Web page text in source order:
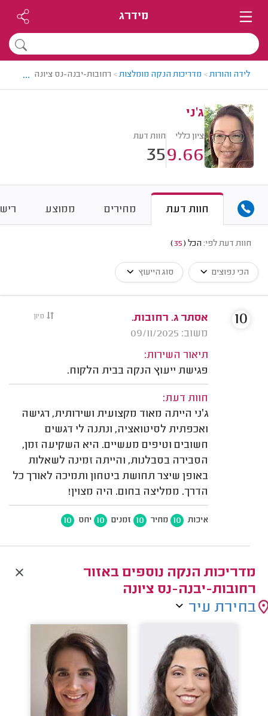
מידרג
לידה והורות> מדריכות הנקה מומלצות> רחובות-יבנה-נס ציונה >
...
ג'ני
ציון כללי
9.66
חוות דעת
35
חוות דעת מחירים ממוצע
חוות דעת לפי: הכל (
35
)
הכי נפוצים סוג הייעוץ
מיון
אסתר ג. רחובות.
משוב: 09/11/2025
תיאור השירות:
פגישת ייעוץ הנקה בבית הלקוח.
חוות דעת:
ג׳ני הייתה מאוד מקצועית ושירותית, רגישה
ואכפתית לסיטואציה, ונתנה לי דגשים
חשובים וטיפים מעשיים. היא השקיעה זמן,
הסבירה בסבלנות, והייתה זמינה לשאלות
באופן שיצר תחושת ביטחון ותמיכה לאורך כל
הדרך. ממליצה בחום. היה מצוין!
איכות 10 מחיר 10 זמנים 10 יחס 10
10
מדריכות הנקה נוספים באזור
רחובות-יבנה-נס ציונה
בחירת עיר